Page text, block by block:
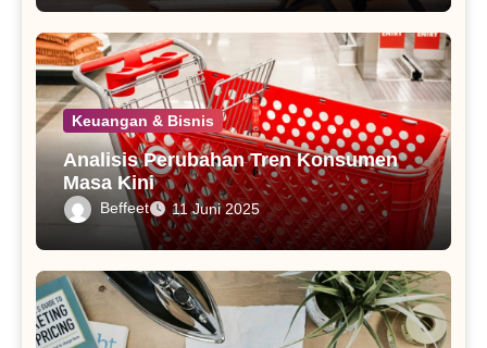
Keuangan & Bisnis
Analisis Perubahan Tren Konsumen
Masa Kini
Beffeet 11 Juni 2025